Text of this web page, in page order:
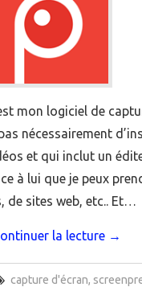
mon logiciel de
nécessairement
et qui inclut un
à lui que je peux
de sites web, etc.. Et…
la lecture →
capture d'écran,